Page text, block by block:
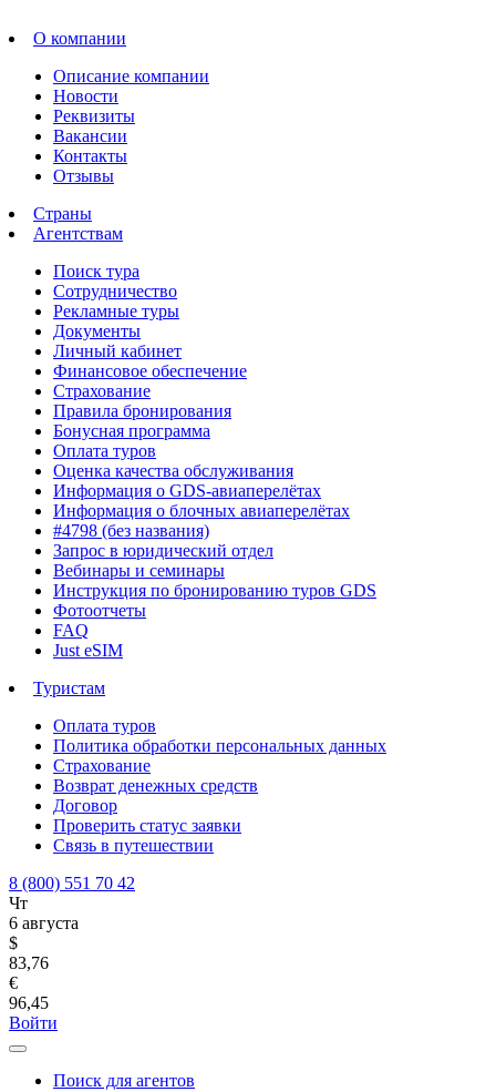
О компании
Описание компании
Новости
Реквизиты
Вакансии
Контакты
Отзывы
Страны
Агентствам
Поиск тура
Сотрудничество
Рекламные туры
Документы
Личный кабинет
Финансовое обеспечение
Страхование
Правила бронирования
Бонусная программа
Оплата туров
Оценка качества обслуживания
Информация о GDS-авиаперелётах
Информация о блочных авиаперелётах
#4798 (без названия)
Запрос в юридический отдел
Вебинары и семинары
Инструкция по бронированию туров GDS
Фотоотчеты
FAQ
Just eSIM
Туристам
Оплата туров
Политика обработки персональных данных
Страхование
Возврат денежных средств
Договор
Проверить статус заявки
Связь в путешествии
8 (800) 551 70 42
Чт
6 августа
$
83,76
€
96,45
Войти
Поиск для агентов